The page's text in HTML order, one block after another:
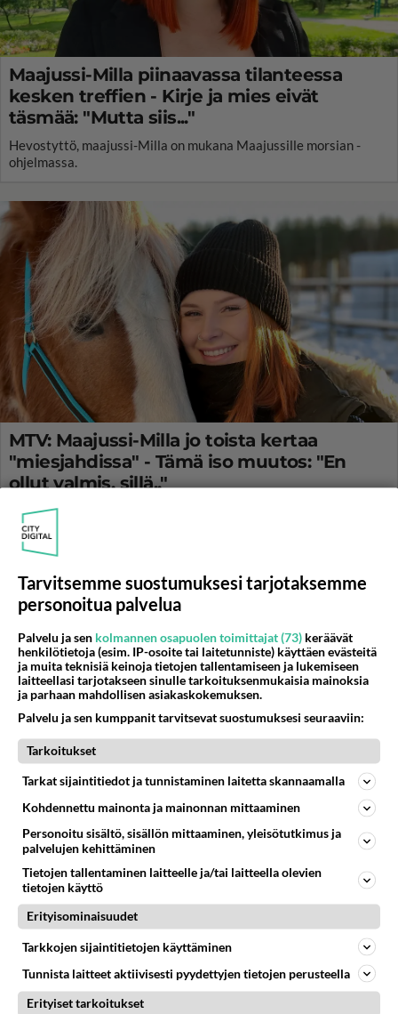
Maajussi-Milla piinaavassa tilanteessa
kesken treffien - Kirje ja mies eivät
täsmää: "Mutta siis..."
Hevostyttö, maajussi-Milla on mukana Maajussille morsian -
ohjelmassa.
MTV: Maajussi-Milla jo toista kertaa
"miesjahdissa" - Tämä iso muutos: "En
ollut valmis, sillä.."
Maajussille morsian -ohjelmassa maajussi-Milla etsii vierelleen
kumppania.
Tarvitsemme suostumuksesi tarjotaksemme
personoitua palvelua
Palvelu ja sen kolmannen osapuolen toimittajat (73) keräävät
henkilötietoja (esim. IP-osoite tai laitetunniste) käyttäen evästeitä
ja muita teknisiä keinoja tietojen tallentamiseen ja lukemiseen
laitteellasi tarjotakseen sinulle tarkoituksenmukaisia mainoksia
ja parhaan mahdollisen asiakaskokemuksen.
Palvelu ja sen kumppanit tarvitsevat suostumuksesi seuraaviin:
Tarkoitukset
Tarkat sijaintitiedot ja tunnistaminen laitetta skannaamalla
Kohdennettu mainonta ja mainonnan mittaaminen
Personoitu sisältö, sisällön mittaaminen, yleisötutkimus ja
palvelujen kehittäminen
Tietojen tallentaminen laitteelle ja/tai laitteella olevien
tietojen käyttö
Erityisominaisuudet
Tarkkojen sijaintitietojen käyttäminen
Tunnista laitteet aktiivisesti pyydettyjen tietojen perusteella
Erityiset tarkoitukset